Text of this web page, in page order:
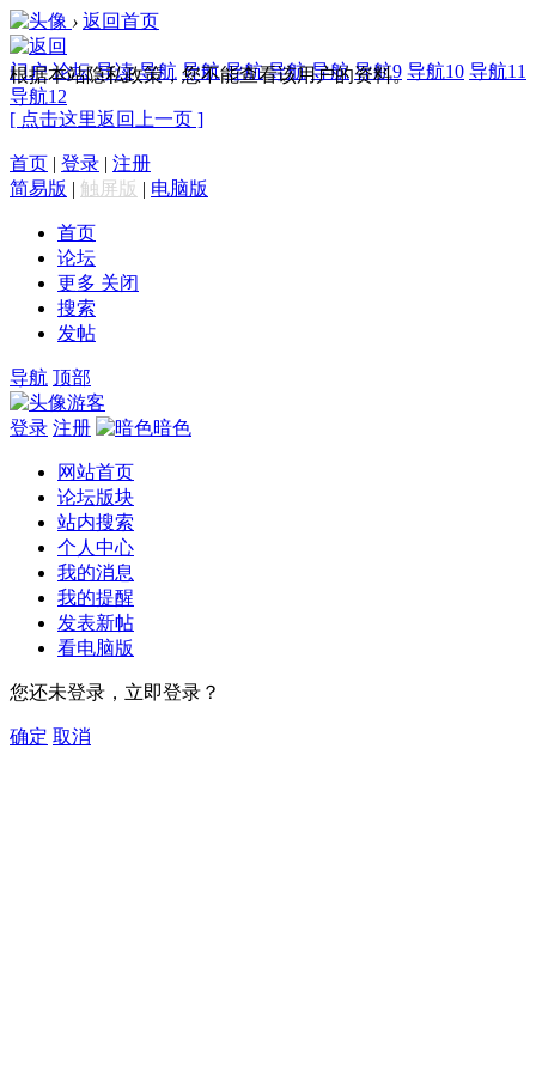
› 返回首页
门户 论坛 导读 导航 导航 导航 导航 导航 导航9 导航10 导航11
导航12
根据本站隐私政策，您不能查看该用户的资料。
[ 点击这里返回上一页 ]
首页 | 登录 | 注册
简易版 | 触屏版 | 电脑版
首页
论坛
更多 关闭
搜索
发帖
导航 顶部
游客
登录 注册 暗色
网站首页
论坛版块
站内搜索
个人中心
我的消息
我的提醒
发表新帖
看电脑版
您还未登录，立即登录？
确定 取消